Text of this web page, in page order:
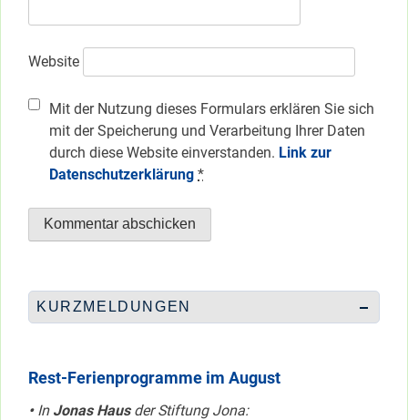
Website
Mit der Nutzung dieses Formulars erklären Sie sich
mit der Speicherung und Verarbeitung Ihrer Daten
durch diese Website einverstanden. Link zur
Datenschutzerklärung *
KURZMELDUNGEN
Rest-Ferienprogramme im August
•InJonas Hausder Stiftung Jona: